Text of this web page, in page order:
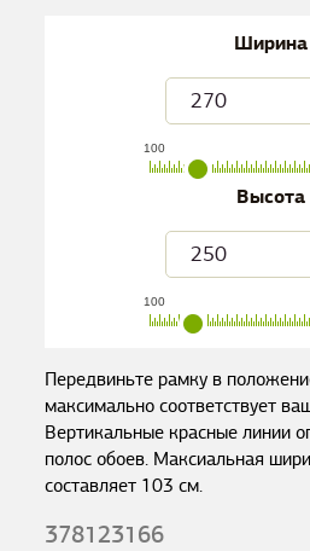
Ширина
100
Высота
100
Передвиньте рамку в
максимально соответствует
Вертикальные красные линии
полос обоев. Максиальная
составляет 103 см.
378123166